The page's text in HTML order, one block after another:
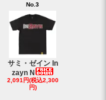
No.3
サミ・ゼイン In
zayn N
2,091円(税込2,300
円)